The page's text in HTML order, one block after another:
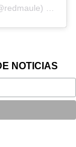
el
NOTICIAS